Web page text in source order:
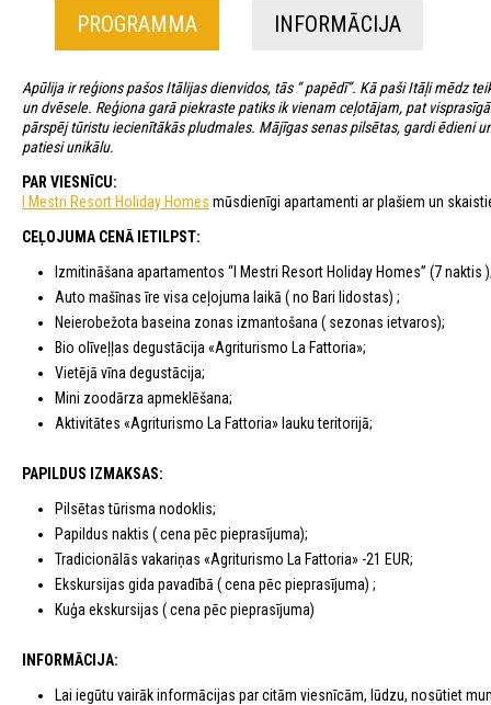
PROGRAMMA INFORMĀCIJA
Apūlija ir reģions pašos Itālijas dienvidos, tās “ papēdī”. Kā paši Itāļi mēdz
un dvēsele. Reģiona garā piekraste patiks ik vienam ceļotājam, pat
pārspēj tūristu iecienītākās pludmales. Mājīgas senas pilsētas, gardi ēdieni
patiesi unikālu.
PAR VIESNĪCU:
I Mestri Resort Holiday Homes mūsdienīgi apartamenti ar plašiem un
CEĻOJUMA CENĀ IETILPST:
Izmitināšana apartamentos “I Mestri Resort Holiday Homes” (7 naktis
Auto mašīnas īre visa ceļojuma laikā ( no Bari lidostas) ;
Neierobežota baseina zonas izmantošana ( sezonas ietvaros);
Bio olīveļļas degustācija «Agriturismo La Fattoria»;
Vietējā vīna degustācija;
Mini zoodārza apmeklēšana;
Aktivitātes «Agriturismo La Fattoria» lauku teritorijā;
PAPILDUS IZMAKSAS:
Pilsētas tūrisma nodoklis;
Papildus naktis ( cena pēc pieprasījuma);
Tradicionālās vakariņas «Agriturismo La Fattoria» -21 EUR;
Ekskursijas gida pavadībā ( cena pēc pieprasījuma) ;
Kuģa ekskursijas ( cena pēc pieprasījuma)
INFORMĀCIJA:
Lai iegūtu vairāk informācijas par citām viesnīcām, lūdzu, nosūtiet